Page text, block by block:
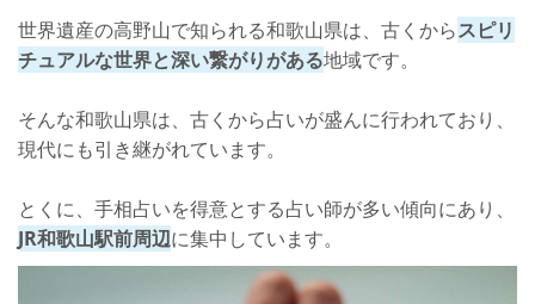
店舗詳細
和歌山には当たる手相占い師がたくさんいる！
世界遺産の高野山で知られる和歌山県は、古くからスピリ
チュアルな世界と深い繋がりがある地域です。
そんな和歌山県は、古くから占いが盛んに行われており、
現代にも引き継がれています。
とくに、手相占いを得意とする占い師が多い傾向にあり、
JR和歌山駅前周辺に集中しています。